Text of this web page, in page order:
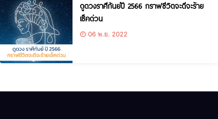
ดูดวงราศีกันย์ปี 2566 กราฟชีวิตจะดีจะร้าย
เช็คด่วน
06 พ.ย. 2022